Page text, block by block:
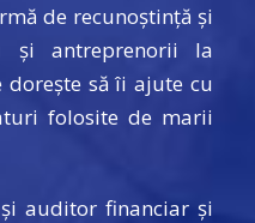
de recunoștință și
și antreprenorii la
să îi ajute cu
folosite de marii
auditor financiar și